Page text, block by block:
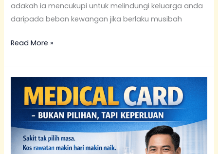
adakah ia mencukupi untuk melindungi keluarga anda
daripada beban kewangan jika berlaku musibah
Read More »
Insuran
Bukit
Jalil
(Medical
Card